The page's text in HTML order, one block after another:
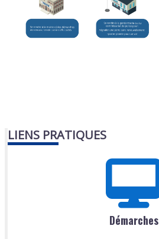
LIENS PRATIQUES
Démarches